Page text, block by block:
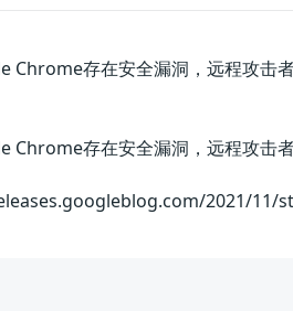
存在安全漏洞，远程攻击者
存在安全漏洞，远程攻击
2021/